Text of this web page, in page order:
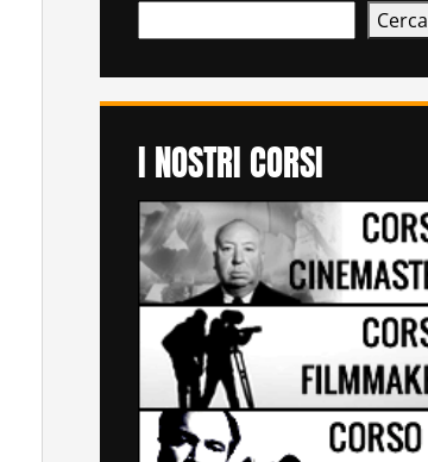
Cerca
I NOSTRI CORSI